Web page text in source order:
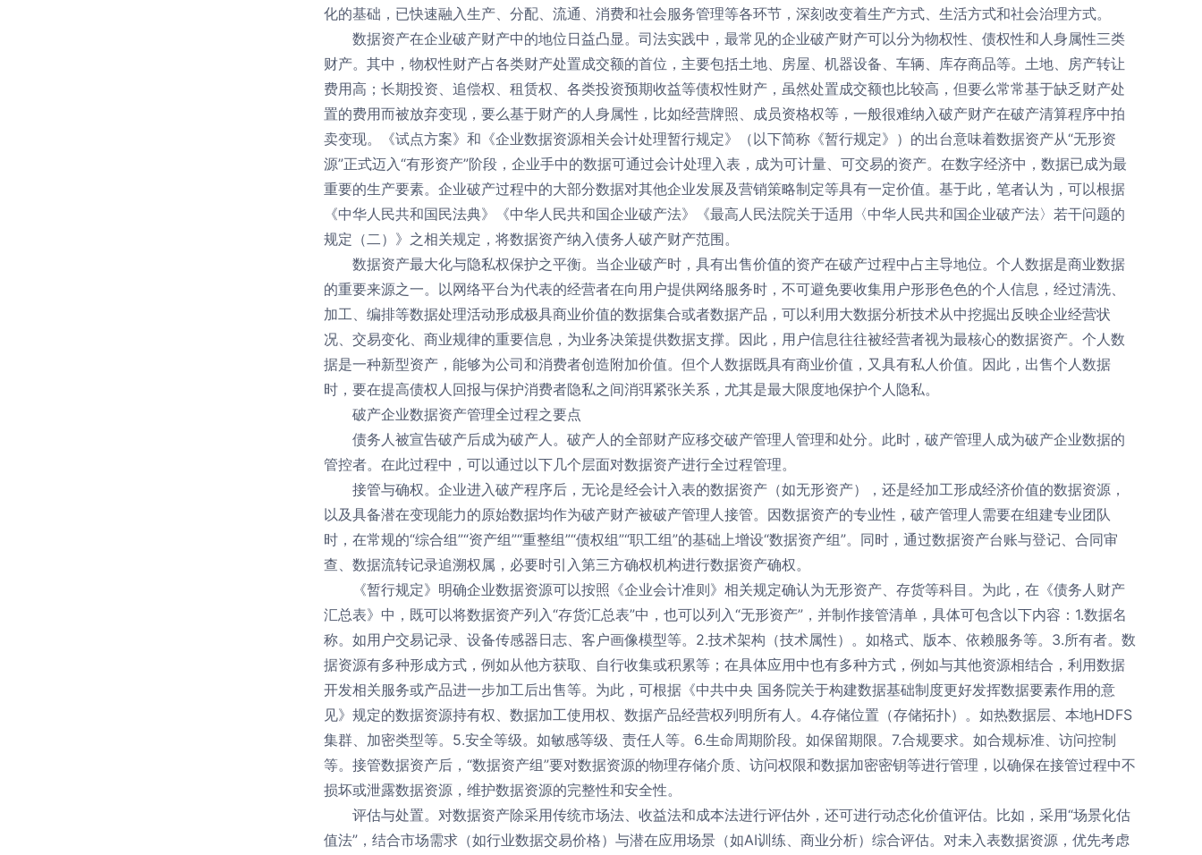
化的基础，已快速融入生产、分配、流通、消费和社会服务管理等各环节，深刻改变着生产方式、生活方式和社会治理方式。
数据资产在企业破产财产中的地位日益凸显。司法实践中，最常见的企业破产财产可以分为物权性、债权性和人身属性三类
财产。其中，物权性财产占各类财产处置成交额的首位，主要包括土地、房屋、机器设备、车辆、库存商品等。土地、房产转让
费用高；长期投资、追偿权、租赁权、各类投资预期收益等债权性财产，虽然处置成交额也比较高，但要么常常基于缺乏财产处
置的费用而被放弃变现，要么基于财产的人身属性，比如经营牌照、成员资格权等，一般很难纳入破产财产在破产清算程序中拍
卖变现。《试点方案》和《企业数据资源相关会计处理暂行规定》（以下简称《暂行规定》）的出台意味着数据资产从“无形资
源”正式迈入“有形资产”阶段，企业手中的数据可通过会计处理入表，成为可计量、可交易的资产。在数字经济中，数据已成为最
重要的生产要素。企业破产过程中的大部分数据对其他企业发展及营销策略制定等具有一定价值。基于此，笔者认为，可以根据
《中华人民共和国民法典》《中华人民共和国企业破产法》《最高人民法院关于适用〈中华人民共和国企业破产法〉若干问题的
规定（二）》之相关规定，将数据资产纳入债务人破产财产范围。
数据资产最大化与隐私权保护之平衡。当企业破产时，具有出售价值的资产在破产过程中占主导地位。个人数据是商业数据
的重要来源之一。以网络平台为代表的经营者在向用户提供网络服务时，不可避免要收集用户形形色色的个人信息，经过清洗、
加工、编排等数据处理活动形成极具商业价值的数据集合或者数据产品，可以利用大数据分析技术从中挖掘出反映企业经营状
况、交易变化、商业规律的重要信息，为业务决策提供数据支撑。因此，用户信息往往被经营者视为最核心的数据资产。个人数
据是一种新型资产，能够为公司和消费者创造附加价值。但个人数据既具有商业价值，又具有私人价值。因此，出售个人数据
时，要在提高债权人回报与保护消费者隐私之间消弭紧张关系，尤其是最大限度地保护个人隐私。
破产企业数据资产管理全过程之要点
债务人被宣告破产后成为破产人。破产人的全部财产应移交破产管理人管理和处分。此时，破产管理人成为破产企业数据的
管控者。在此过程中，可以通过以下几个层面对数据资产进行全过程管理。
接管与确权。企业进入破产程序后，无论是经会计入表的数据资产（如无形资产），还是经加工形成经济价值的数据资源，
以及具备潜在变现能力的原始数据均作为破产财产被破产管理人接管。因数据资产的专业性，破产管理人需要在组建专业团队
时，在常规的“综合组”“资产组”“重整组”“债权组”“职工组”的基础上增设“数据资产组”。同时，通过数据资产台账与登记、合同审
查、数据流转记录追溯权属，必要时引入第三方确权机构进行数据资产确权。
《暂行规定》明确企业数据资源可以按照《企业会计准则》相关规定确认为无形资产、存货等科目。为此，在《债务人财产
汇总表》中，既可以将数据资产列入“存货汇总表”中，也可以列入“无形资产”，并制作接管清单，具体可包含以下内容：1.数据名
称。如用户交易记录、设备传感器日志、客户画像模型等。2.技术架构（技术属性）。如格式、版本、依赖服务等。3.所有者。数
据资源有多种形成方式，例如从他方获取、自行收集或积累等；在具体应用中也有多种方式，例如与其他资源相结合，利用数据
开发相关服务或产品进一步加工后出售等。为此，可根据《中共中央 国务院关于构建数据基础制度更好发挥数据要素作用的意
见》规定的数据资源持有权、数据加工使用权、数据产品经营权列明所有人。4.存储位置（存储拓扑）。如热数据层、本地HDFS
集群、加密类型等。5.安全等级。如敏感等级、责任人等。6.生命周期阶段。如保留期限。7.合规要求。如合规标准、访问控制
等。接管数据资产后，“数据资产组”要对数据资源的物理存储介质、访问权限和数据加密密钥等进行管理，以确保在接管过程中不
损坏或泄露数据资源，维护数据资源的完整性和安全性。
评估与处置。对数据资产除采用传统市场法、收益法和成本法进行评估外，还可进行动态化价值评估。比如，采用“场景化估
值法”，结合市场需求（如行业数据交易价格）与潜在应用场景（如AI训练、商业分析）综合评估。对未入表数据资源，优先考虑